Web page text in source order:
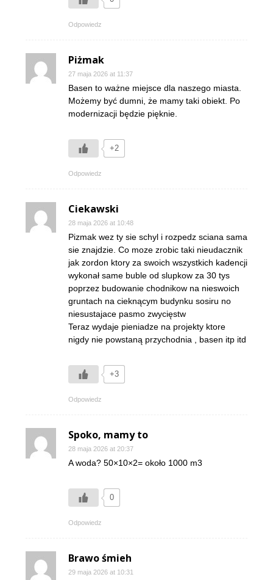
Odpowiedz
Piżmak
27 maja 2026 at 11:37
Basen to ważne miejsce dla naszego miasta.
Możemy być dumni, że mamy taki obiekt. Po
modernizacji będzie pięknie.
+2
Odpowiedz
Ciekawski
28 maja 2026 at 10:48
Pizmak wez ty sie schyl i rozpedz sciana sama
sie znajdzie. Co moze zrobic taki nieudacznik
jak zordon ktory za swoich wszystkich kadencji
wykonał same buble od slupkow za 30 tys
poprzez budowanie chodnikow na nieswoich
gruntach na cieknącym budynku sosiru no
niesustajace pasmo zwycięstw
Teraz wydaje pieniadze na projekty ktore
nigdy nie powstaną przychodnia , basen itp itd
+3
Odpowiedz
Spoko, mamy to
28 maja 2026 at 20:37
A woda? 50×10×2= około 1000 m3
0
Odpowiedz
Brawo śmieh
29 maja 2026 at 10:31